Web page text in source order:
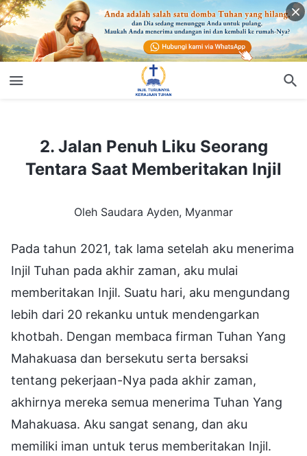
2. Jalan Penuh Liku Seorang
Tentara Saat Memberitakan Injil
Oleh Saudara Ayden, Myanmar
Pada tahun 2021, tak lama setelah aku menerima
Injil Tuhan pada akhir zaman, aku mulai
memberitakan Injil. Suatu hari, aku mengundang
lebih dari 20 rekanku untuk mendengarkan
khotbah. Dengan membaca firman Tuhan Yang
Mahakuasa dan bersekutu serta bersaksi
tentang pekerjaan-Nya pada akhir zaman,
akhirnya mereka semua menerima Tuhan Yang
Mahakuasa. Aku sangat senang, dan aku
memiliki iman untuk terus memberitakan Injil.